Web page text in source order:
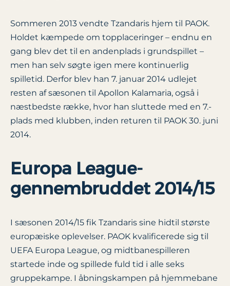
Sommeren 2013 vendte Tzandaris hjem til PAOK.
Holdet kæmpede om topplaceringer – endnu en
gang blev det til en andenplads i grundspillet –
men han selv søgte igen mere kontinuerlig
spilletid. Derfor blev han 7. januar 2014 udlejet
resten af sæsonen til Apollon Kalamaria, også i
næstbedste række, hvor han sluttede med en 7.-
plads med klubben, inden returen til PAOK 30. juni
2014.
Europa League-
gennembruddet 2014/15
I sæsonen 2014/15 fik Tzandaris sine hidtil største
europæiske oplevelser. PAOK kvalificerede sig til
UEFA Europa League, og midtbanespilleren
startede inde og spillede fuld tid i alle seks
gruppekampe. I åbningskampen på hjemmebane